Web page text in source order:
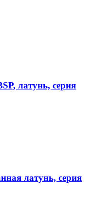
латунь, серия
латунь, серия